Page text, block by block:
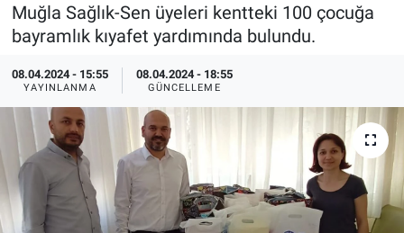
Muğla Sağlık-Sen üyeleri kentteki 100 çocuğa
bayramlık kıyafet yardımında bulundu.
08.04.2024 - 15:55
YAYINLANMA
08.04.2024 - 18:55
GÜNCELLEME
Gündem
Magazin
Politika
Sağlık
Son Dakika Haberleri